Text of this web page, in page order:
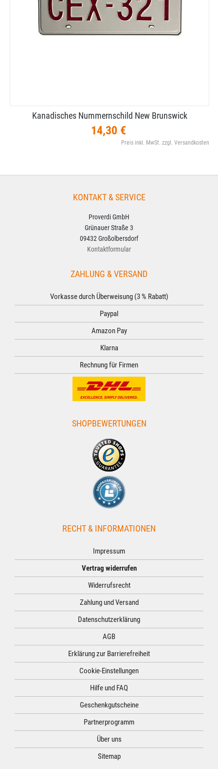
Kanadisches Nummernschild New Brunswick
14,30 €
Preis inkl. MwSt. zzgl. Versandkosten
KONTAKT & SERVICE
Proverdi GmbH
Grünauer Straße 3
09432 Großolbersdorf
Kontaktformular
ZAHLUNG & VERSAND
Vorkasse durch Überweisung (3 % Rabatt)
Paypal
Amazon Pay
Klarna
Rechnung für Firmen
SHOPBEWERTUNGEN
RECHT & INFORMATIONEN
Impressum
Vertrag widerrufen
Widerrufsrecht
Zahlung und Versand
Datenschutzerklärung
AGB
Erklärung zur Barrierefreiheit
Cookie-Einstellungen
Hilfe und FAQ
Geschenkgutscheine
Partnerprogramm
Über uns
Sitemap